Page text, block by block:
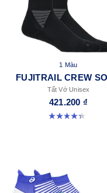
1 Màu
FUJITRAIL CREW
Tất Vớ Unisex
421.200 ₫
4.3 trong số 5 sao. 12 đánh giá